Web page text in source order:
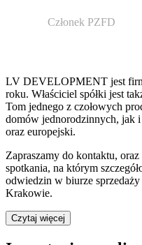
Członek PZFD
LV DEVELOPMENT jest
roku. Właściciel spółki jest
Tom jednego z czołowych
domów jednorodzinnych, jak
oraz europejski.
Zapraszamy do kontaktu,
spotkania, na którym
odwiedzin w biurze
Krakowie.
Czytaj więcej